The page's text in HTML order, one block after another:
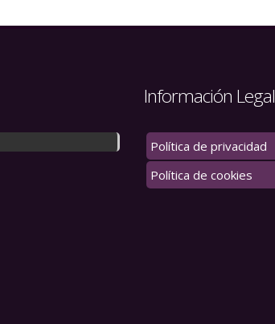
Información Legal
Política de privacidad
Política de cookies